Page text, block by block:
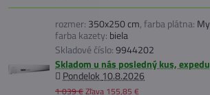
rozmer: 350x250 cm,farba plátna:
farba kazety: biela
Skladové číslo:9944202
Skladom u nás posledný kus,
Pondelok 10.8.2026
1 039 €Zľava 155,85 €